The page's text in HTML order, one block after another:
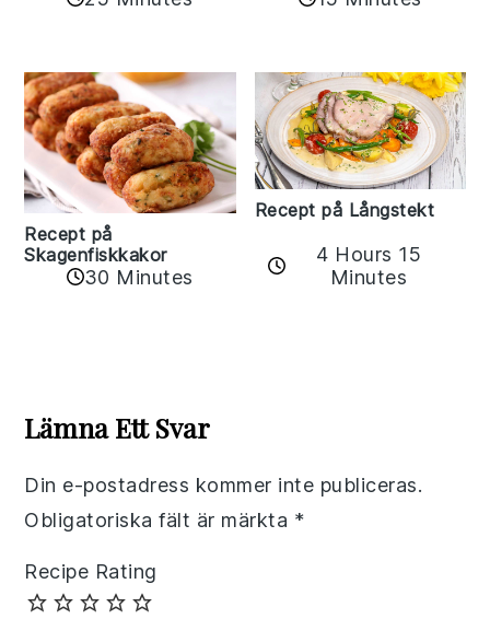
Recept på
Skagenfiskkakor
30 Minutes
Recept på Långstekt
4 Hours 15
Minutes
Interactions
Lämna Ett Svar
Din e-postadress kommer inte publiceras.
Obligatoriska fält är märkta *
Recipe Rating